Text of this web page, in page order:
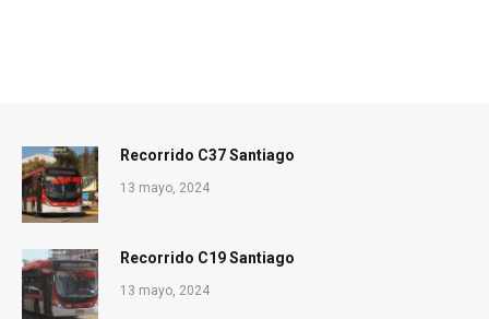
Recorrido C37 Santiago
13 mayo, 2024
Recorrido C19 Santiago
13 mayo, 2024